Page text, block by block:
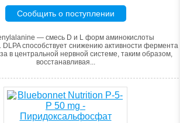
Сообщить о поступлении
— смесь D и L форм аминокислоты
способствует снижению активности фермента
в центральной нервной системе, таким образом,
восстанавливая...